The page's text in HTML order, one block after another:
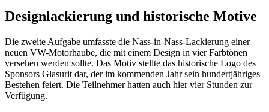
Designlackierung und historische Motive
Die zweite Aufgabe umfasste die Nass-in-Nass-Lackierung einer
neuen VW-Motorhaube, die mit einem Design in vier Farbtönen
versehen werden sollte. Das Motiv stellte das historische Logo des
Sponsors Glasurit dar, der im kommenden Jahr sein hundertjähriges
Bestehen feiert. Die Teilnehmer hatten auch hier vier Stunden zur
Verfügung.